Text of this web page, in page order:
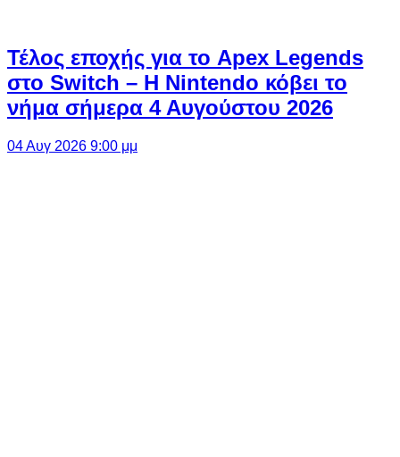
Τέλος εποχής για το Apex Legends
στο Switch – Η Nintendo κόβει το
νήμα σήμερα 4 Αυγούστου 2026
04 Αυγ 2026 9:00 μμ